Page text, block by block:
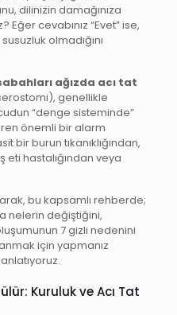
dilinizin damağınıza
Eğer cevabınız “Evet” ise,
olmadığını
ağızda acı tat
genellikle
“denge sisteminde”
önemli bir alarm
bir burun tıkanıklığından,
hastalığından veya
bu kapsamlı rehberde;
nelerin değiştiğini,
7 gizli nedenini
için yapmanız
Kuruluk ve Acı Tat